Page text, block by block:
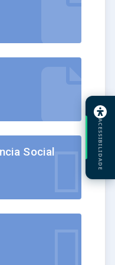
Social ACESSIBILIDADE